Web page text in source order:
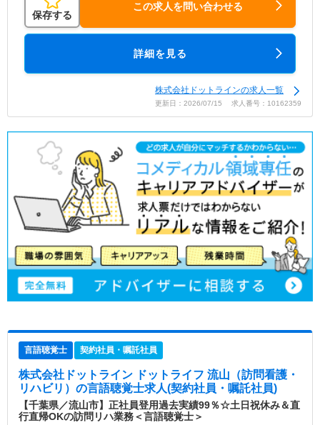
保存する
この求人を問い合わせる
詳細を見る
株式会社ドットラインの求人一覧
更新日：2026/07/15 求人番号：10162359
言語聴覚士 契約社員・嘱託社員
株式会社ドットライン ドットライフ 流山（訪問看護・
リハビリ） の言語聴覚士求人(契約社員・嘱託社員)
【千葉県／流山市】正社員登用過去実績99％☆土日祝休み＆直
行直帰OKの訪問リハ業務＜言語聴覚士＞